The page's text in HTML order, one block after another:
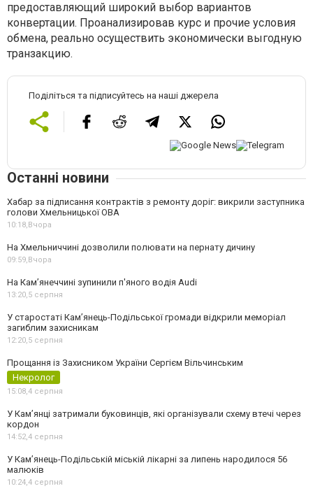
предоставляющий широкий выбор вариантов
конвертации. Проанализировав курс и прочие условия
обмена, реально осуществить экономически выгодную
транзакцию.
Поділіться та підписуйтесь на наші джерела
Останні новини
Хабар за підписання контрактів з ремонту доріг: викрили заступника
голови Хмельницької ОВА
10:18,Вчора
На Хмельниччині дозволили полювати на пернату дичину
09:59,Вчора
На Камʼянеччині зупинили п'яного водія Audi
13:20,5 серпня
У старостаті Кам’янець-Подільської громади відкрили меморіал
загиблим захисникам
12:20,5 серпня
Прощання із Захисником України Сергієм Вільчинським
Некролог
15:08,4 серпня
У Кам’янці затримали буковинців, які організували схему втечі через
кордон
14:52,4 серпня
У Кам’янець-Подільській міській лікарні за липень народилося 56
малюків
10:24,4 серпня